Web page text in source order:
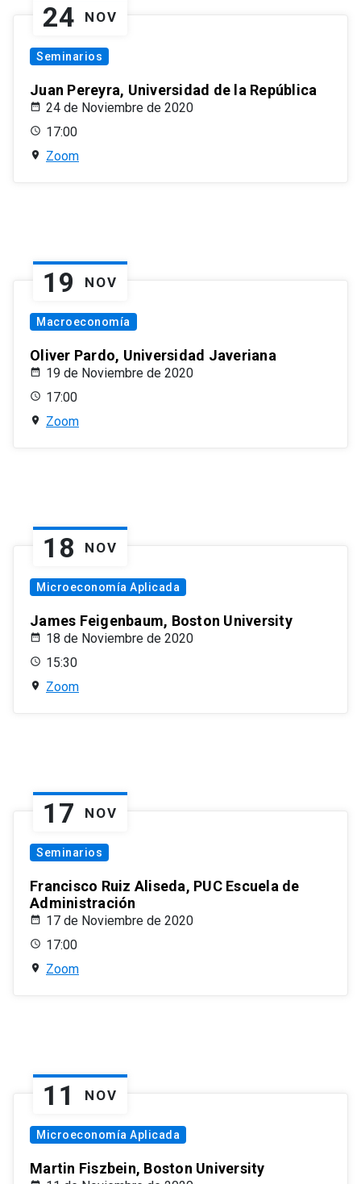
24 NOV
Seminarios
Juan Pereyra, Universidad de la República
24 de Noviembre de 2020
17:00
Zoom
19 NOV
Macroeconomía
Oliver Pardo, Universidad Javeriana
19 de Noviembre de 2020
17:00
Zoom
18 NOV
Microeconomía Aplicada
James Feigenbaum, Boston University
18 de Noviembre de 2020
15:30
Zoom
17 NOV
Seminarios
Francisco Ruiz Aliseda, PUC Escuela de
Administración
17 de Noviembre de 2020
17:00
Zoom
11 NOV
Microeconomía Aplicada
Martin Fiszbein, Boston University